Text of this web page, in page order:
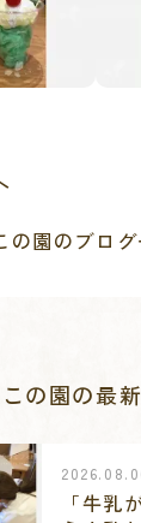
の園のブロ
この園の最
「牛乳